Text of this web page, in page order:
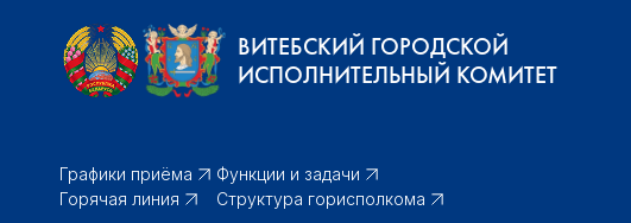
ВИТЕБСКИЙ ГОРОДСКОЙ
ИСПОЛНИТЕЛЬНЫЙ КОМИТЕТ
Графики приёма
Горячая линия
Функции и задачи
Структура горисполкома